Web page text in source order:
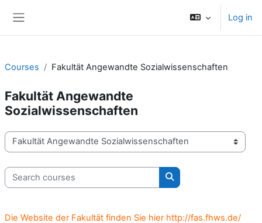
Log in
Courses Fakultät Angewandte Sozialwissenschaften
Fakultät Angewandte
Sozialwissenschaften
Course categories
Search courses
Search courses
Die Website der Fakultät finden Sie hier http://fas.fhws.de/